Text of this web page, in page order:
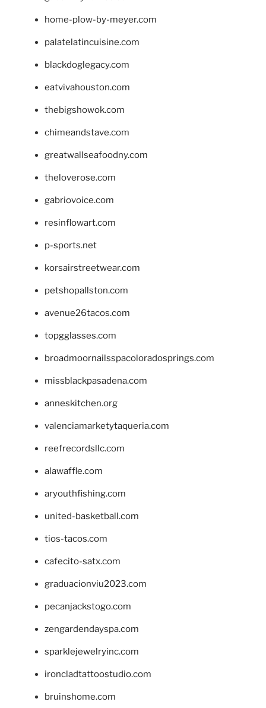
home-plow-by-meyer.com
palatelatincuisine.com
blackdoglegacy.com
eatvivahouston.com
thebigshowok.com
chimeandstave.com
greatwallseafoodny.com
theloverose.com
gabriovoice.com
resinflowart.com
p-sports.net
korsairstreetwear.com
petshopallston.com
avenue26tacos.com
topgglasses.com
broadmoornailsspacoloradosprings.com
missblackpasadena.com
anneskitchen.org
valenciamarketytaqueria.com
reefrecordsllc.com
alawaffle.com
aryouthfishing.com
united-basketball.com
tios-tacos.com
cafecito-satx.com
graduacionviu2023.com
pecanjackstogo.com
zengardendayspa.com
sparklejewelryinc.com
ironcladtattoostudio.com
bruinshome.com